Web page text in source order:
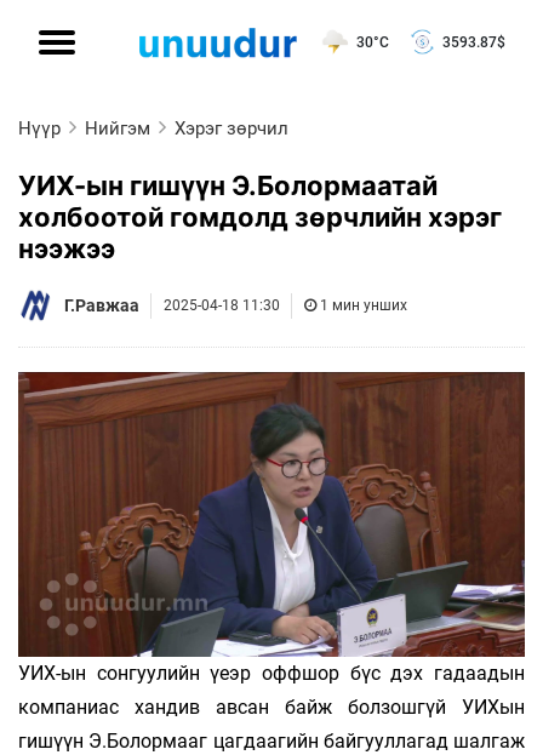
30°C 3593.87$
Нүүр Нийгэм Хэрэг зөрчил
УИХ-ын гишүүн Э.Болормаатай
холбоотой гомдолд зөрчлийн хэрэг
нээжээ
Г.Равжаа 2025-04-18 11:30 1 мин унших
УИХ-ын сонгуулийн үеэр оффшор бүс дэх гадаадын
компаниас хандив авсан байж болзошгүй УИХын
гишүүн Э.Болормааг цагдаагийн байгууллагад шалгаж